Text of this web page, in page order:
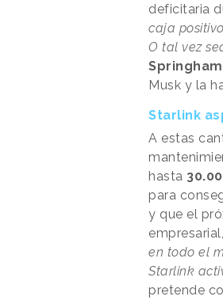
deficitaria
caja
O tal vez
Springham
Musk y la
Starlink
A estas
hasta
para
y que el
en todo el
Starlink
pretende